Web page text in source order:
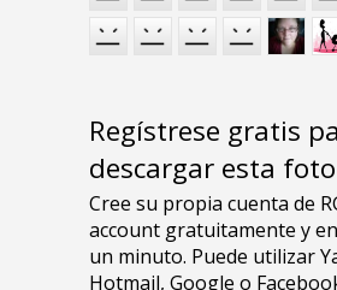
Regístrese gratis
descargar esta foto